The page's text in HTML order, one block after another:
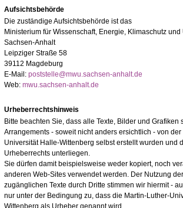
Aufsichtsbehörde
Die zuständige Aufsichtsbehörde ist das
Ministerium für Wissenschaft, Energie, Klimaschutz
Sachsen-Anhalt
Leipziger Straße 58
39112 Magdeburg
E-Mail: poststelle@mwu.sachsen-anhalt.de
Web: mwu.sachsen-anhalt.de
Urheberrechtshinweis
Bitte beachten Sie, dass alle Texte, Bilder und Grafiken
Arrangements - soweit nicht anders ersichtlich - von
Universität Halle-Wittenberg selbst erstellt wurden und
Urheberrechts unterliegen.
Sie dürfen damit beispielsweise weder kopiert, noch
anderen Web-Sites verwendet werden. Der Nutzung
zugänglichen Texte durch Dritte stimmen wir hiermit -
nur unter der Bedingung zu, dass die Martin-Luther-